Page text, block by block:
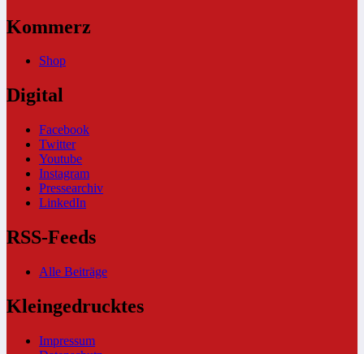
Kommerz
Shop
Digital
Facebook
Twitter
Youtube
Instagram
Pressearchiv
LinkedIn
RSS-Feeds
Alle Beiträge
Kleingedrucktes
Impressum